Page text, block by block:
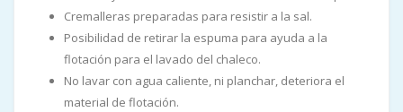
Cremalleras preparadas para resistir a la sal.
Posibilidad de retirar la espuma para ayuda a la
flotación para el lavado del chaleco.
No lavar con agua caliente, ni planchar, deteriora el
material de flotación.